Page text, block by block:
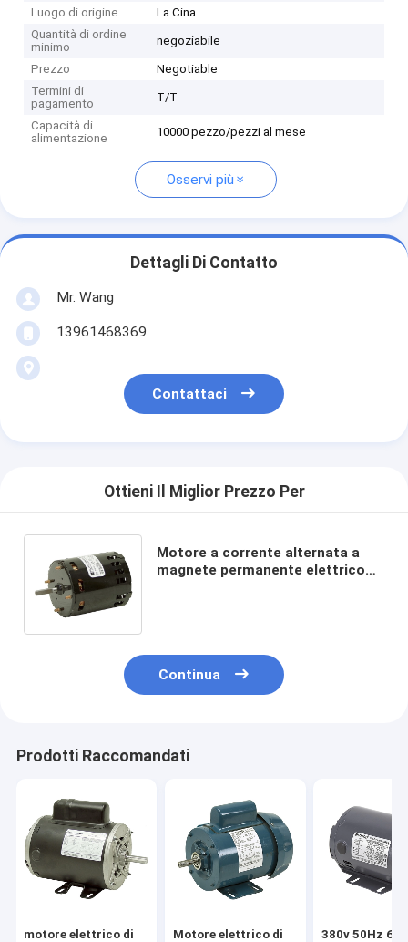
Luogo di origine
La Cina
Quantità di ordine
minimo
negoziabile
Prezzo
Negotiable
Termini di
pagamento
T/T
Capacità di
alimentazione
10000 pezzo/pezzi al mese
Osservi più
Dettagli Di Contatto
Mr. Wang
13961468369
Contattaci
Ottieni Il Miglior Prezzo Per
Motore a corrente alternata a
magnete permanente elettrico
Continua
Prodotti Raccomandati
motore elettrico di
Motore elettrico di
380v 50Hz